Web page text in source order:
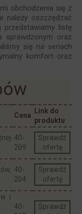
obchodzenia się z
należy oszczędzać
przedstawiamy listę
sprawdzonym oraz
się na seriach
komfort oraz
Cena
Link do
produktu
40-
209
Sprawdź
ofertę
40-
204
Sprawdź
ofertę
i
40-
Sprawdź